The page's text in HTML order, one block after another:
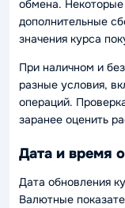
обмена.
дополнительные
значения курса
При наличном и
разные условия,
операций.
заранее оценить
Дата и время
Дата обновления
Валютные